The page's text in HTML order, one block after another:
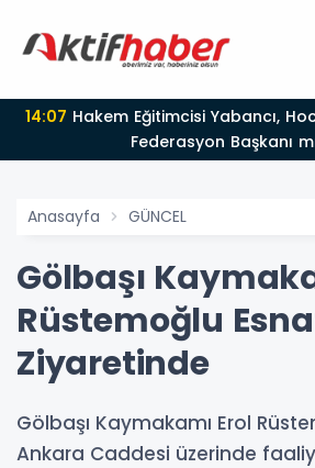
14:07
Federasyon Başkanı
Anasayfa GÜNCEL
Gölbaşı
Rüstemoğlu
Ziyaretinde
Gölbaşı Kaymakamı Erol
Ankara Caddesi üzerinde